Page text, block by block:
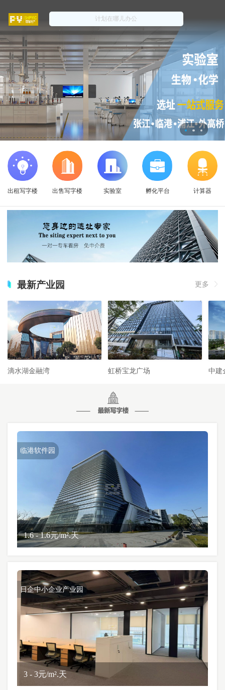
出租写字楼 出售写字楼 实验室 孵化平台 计算器
最新产业园 更多
滴水湖金融湾 虹桥宝龙广场 中建
临港软件园
1.6 - 1.6元/m².天
日企中小企业产业园
3 - 3元/m².天